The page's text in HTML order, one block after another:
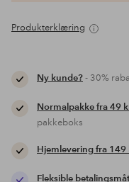
Produkterklæring
Ny kunde?- 30%
Normalpakke fra 49
pakkeboks
Hjemlevering fra 149
Fleksible